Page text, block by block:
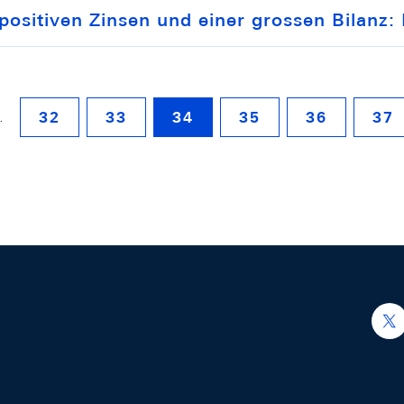
Zinsen und einer grossen Bilanz:
32 33 34 35 36 37